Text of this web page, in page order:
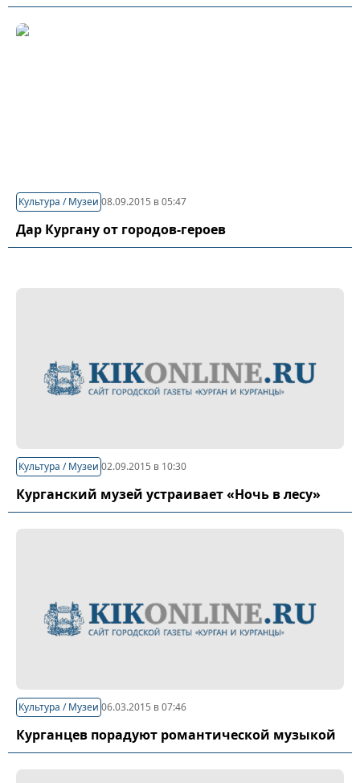
Культура / Музеи 08.09.2015 в 05:47
Дар Кургану от городов-героев
Культура / Музеи 02.09.2015 в 10:30
Курганский музей устраивает «Ночь в лесу»
Культура / Музеи 06.03.2015 в 07:46
Курганцев порадуют романтической музыкой